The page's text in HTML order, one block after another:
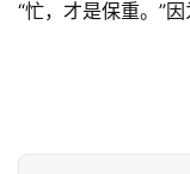
“忙，才是保重。”